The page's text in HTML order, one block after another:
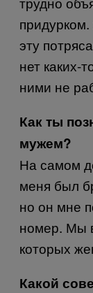
эту
нет каких-
ними не
Как ты
мужем?
На самом
меня был
но он мне
номер. Мы
которых
Какой